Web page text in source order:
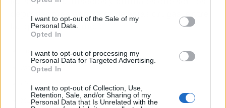
I want to opt-out of the Sale of my
Personal Data.
Opted In
I want to opt-out of processing my
Personal Data for Targeted Advertising.
Opted In
I want to opt-out of Collection, Use,
Retention, Sale, and/or Sharing of my
Personal Data that Is Unrelated with the
depredadores naturales de estas orugas, entre
las que encontramos:
Hormigas
Avispas
Chicharras
Murciélago